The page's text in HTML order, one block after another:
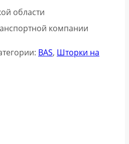
области
компании
BAS, Шторки на